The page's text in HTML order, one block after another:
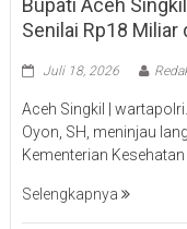
Bupati Aceh
Senilai Rp18 Miliar
Juli 18, 2026
Aceh Singkil |
Oyon, SH, meninjau
Kementerian
Selengkapnya